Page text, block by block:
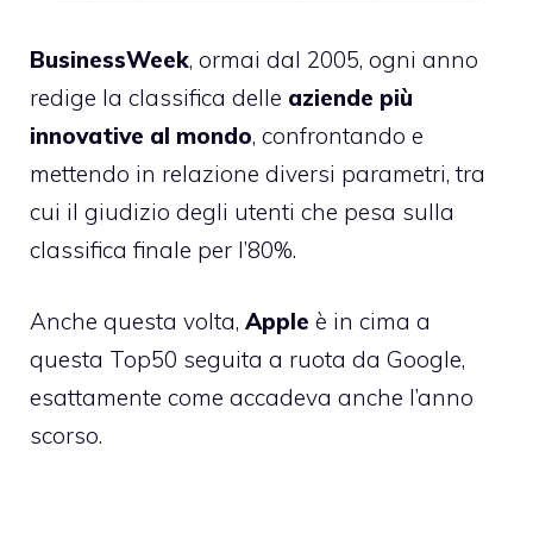
BusinessWeek, ormai dal 2005, ogni anno
redige la classifica delle aziende più
innovative al mondo, confrontando e
mettendo in relazione diversi parametri, tra
cui il giudizio degli utenti che pesa sulla
classifica finale per l’80%.
Anche questa volta, Apple è in cima a
questa Top50 seguita a ruota da Google,
esattamente come accadeva anche l’anno
scorso.